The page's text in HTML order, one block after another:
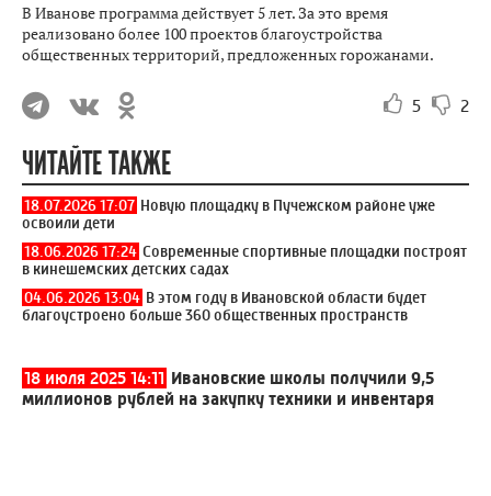
В Иванове программа действует 5 лет. За это время
реализовано более 100 проектов благоустройства
общественных территорий, предложенных горожанами.
5 2
ЧИТАЙТЕ ТАКЖЕ
18.07.2026 17:07 Новую площадку в Пучежском районе уже
освоили дети
18.06.2026 17:24 Современные спортивные площадки построят
в кинешемских детских садах
04.06.2026 13:04 В этом году в Ивановской области будет
благоустроено больше 360 общественных пространств
18 июля 2025 14:11 Ивановские школы получили 9,5
миллионов рублей на закупку техники и инвентаря